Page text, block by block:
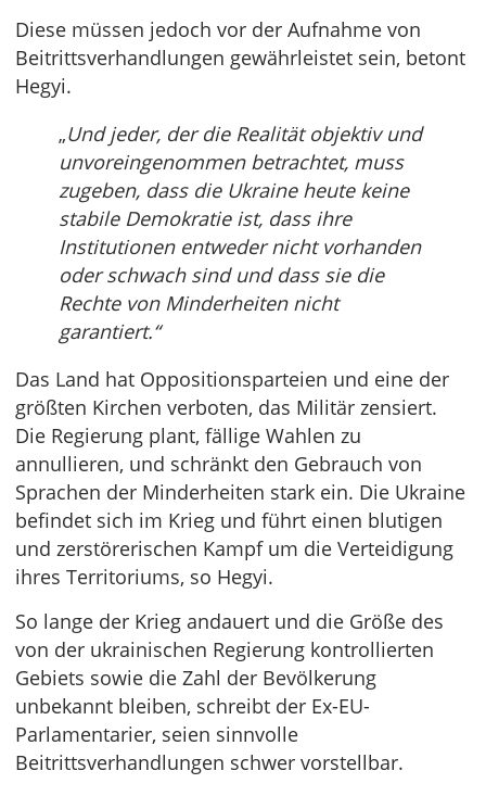
Diese müssen jedoch vor der Aufnahme von
Beitrittsverhandlungen gewährleistet sein, betont
Hegyi.
„Und jeder, der die Realität objektiv und
unvoreingenommen betrachtet, muss
zugeben, dass die Ukraine heute keine
stabile Demokratie ist, dass ihre
Institutionen entweder nicht vorhanden
oder schwach sind und dass sie die
Rechte von Minderheiten nicht
garantiert.“
Das Land hat Oppositionsparteien und eine der
größten Kirchen verboten, das Militär zensiert.
Die Regierung plant, fällige Wahlen zu
annullieren, und schränkt den Gebrauch von
Sprachen der Minderheiten stark ein. Die Ukraine
befindet sich im Krieg und führt einen blutigen
und zerstörerischen Kampf um die Verteidigung
ihres Territoriums, so Hegyi.
So lange der Krieg andauert und die Größe des
von der ukrainischen Regierung kontrollierten
Gebiets sowie die Zahl der Bevölkerung
unbekannt bleiben, schreibt der Ex-EU-
Parlamentarier, seien sinnvolle
Beitrittsverhandlungen schwer vorstellbar.